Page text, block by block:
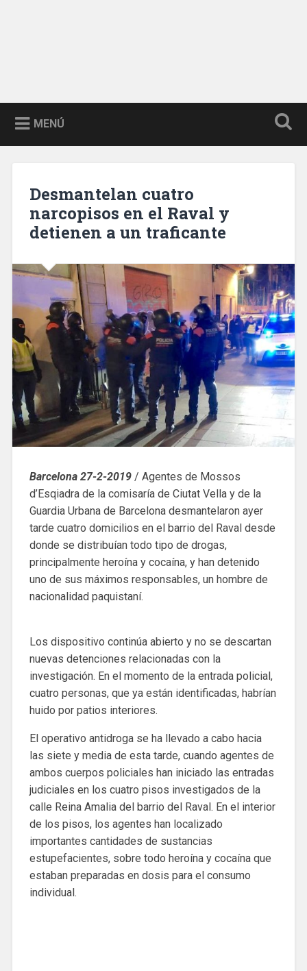
MENÚ
Desmantelan cuatro
narcopisos en el Raval y
detienen a un traficante
Barcelona 27-2-2019/ Agentes de Mossos
d’Esqiadra de la comisaría de Ciutat Vella y de la
Guardia Urbana de Barcelona desmantelaron ayer
tarde cuatro domicilios en el barrio del Raval desde
donde se distribuían todo tipo de drogas,
principalmente heroína y cocaína, y han detenido
uno de sus máximos responsables, un hombre de
nacionalidad paquistaní.
Los dispositivo continúa abierto y no se descartan
nuevas detenciones relacionadas con la
investigación. En el momento de la entrada policial,
cuatro personas, que ya están identificadas, habrían
huido por patios interiores.
El operativo antidroga se ha llevado a cabo hacia
las siete y media de esta tarde, cuando agentes de
ambos cuerpos policiales han iniciado las entradas
judiciales en los cuatro pisos investigados de la
calle Reina Amalia del barrio del Raval. En el interior
de los pisos, los agentes han localizado
importantes cantidades de sustancias
estupefacientes, sobre todo heroína y cocaína que
estaban preparadas en dosis para el consumo
individual.